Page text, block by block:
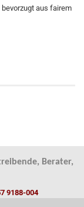
aus fairem
Berater,
9188-004